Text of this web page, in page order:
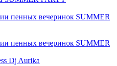
пенных вечеринок SUMMER
пенных вечеринок SUMMER
Dj Aurika